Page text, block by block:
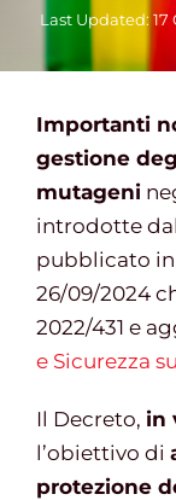
Certificazioni
Formazione
Finanziamenti
Gestione
Contatti
Last Updated:
Importanti
gestione
mutageni
introdotte dal
pubblicato in
26/09/2024
2022/431 e
e Sicurezza
Il Decreto, in
l’obiettivo di
protezione